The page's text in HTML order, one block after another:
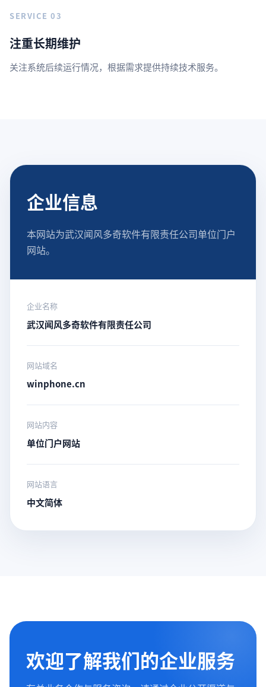
SERVICE 03
注重长期维护
关注系统后续运行情况，根据需求提供持续技术服务。
企业信息
本网站为武汉闻风多奇软件有限责任公司单位门户
网站。
企业名称
武汉闻风多奇软件有限责任公司
网站域名
winphone.cn
网站内容
单位门户网站
网站语言
中文简体
欢迎了解我们的企业服务